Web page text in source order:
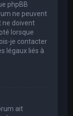
phpBB
ne peuvent
ne doivent
lorsque
je contacter
légaux liés à
ait